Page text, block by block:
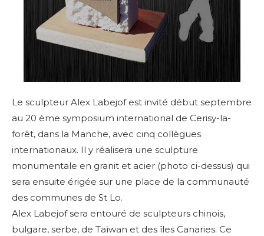
Le sculpteur Alex Labejof est invité début septembre
au 20 ème symposium international de Cerisy-la-
forêt, dans la Manche, avec cinq collègues
internationaux. Il y réalisera une sculpture
monumentale en granit et acier (photo ci-dessus) qui
sera ensuite érigée sur une place de la communauté
des communes de St Lo.
Alex Labejof sera entouré de sculpteurs chinois,
bulgare, serbe, de Taïwan et des îles Canaries. Ce